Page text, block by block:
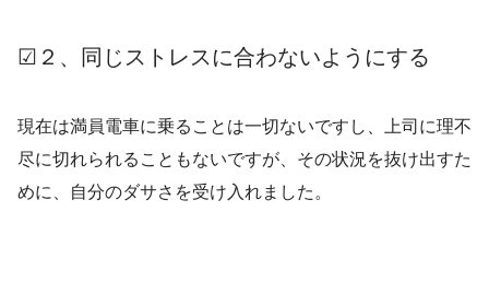
☑２、同じストレスに合わないようにする
現在は満員電車に乗ることは一切ないですし、上司に理不
尽に切れられることもないですが、その状況を抜け出すた
めに、自分のダサさを受け入れました。